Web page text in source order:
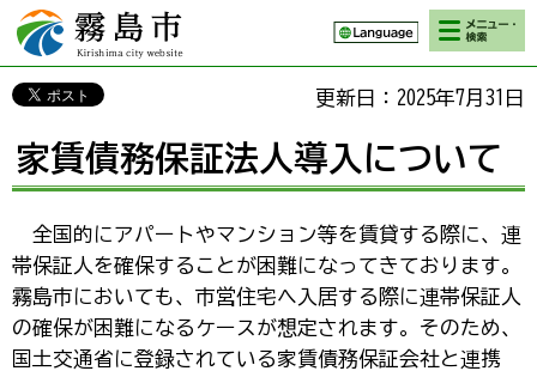
霧島市 Kirishima
city website
検索・メニ
ュー
更新日：2025年7月31日
家賃債務保証法人導入について
全国的にアパートやマンション等を賃貸する際に、連
帯保証人を確保することが困難になってきております。
霧島市においても、市営住宅へ入居する際に連帯保証人
の確保が困難になるケースが想定されます。そのため、
国土交通省に登録されている家賃債務保証会社と連携